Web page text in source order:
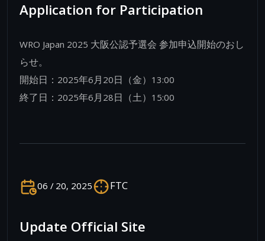
Application for Participation
WRO Japan 2025 大阪公認予選会 参加申込開始のおし
らせ。
開始日：2025年6月20日（金）13:00
終了日：2025年6月28日（土）15:00
06 / 20, 2025 FTC
Update Official Site